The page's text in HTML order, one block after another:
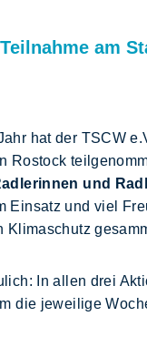
am
hat der TSCW
Rostock
und
Einsatz und viel
Klimaschutz
In allen drei
die jeweilige